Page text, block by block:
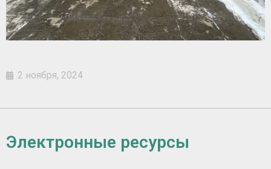
2 ноября, 2024
Электронные ресурсы